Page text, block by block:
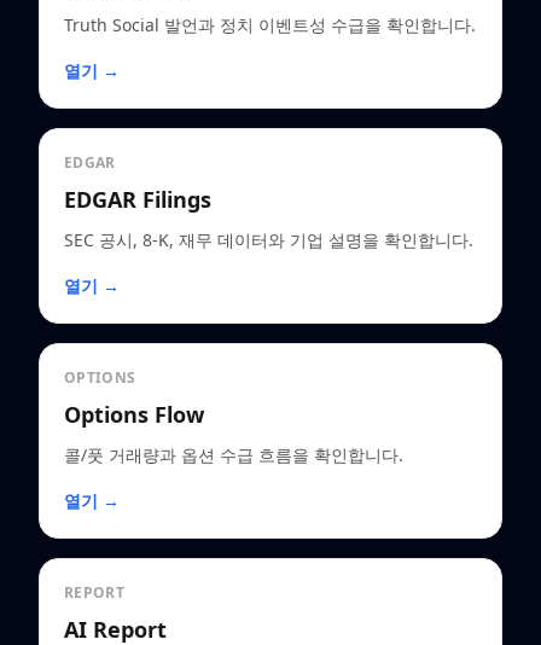
Truth Social 발언과 정치 이벤트성 수급을 확인합니다.
열기 →
EDGAR
EDGAR Filings
SEC 공시, 8-K, 재무 데이터와 기업 설명을 확인합니다.
열기 →
OPTIONS
Options Flow
콜/풋 거래량과 옵션 수급 흐름을 확인합니다.
열기 →
REPORT
AI Report